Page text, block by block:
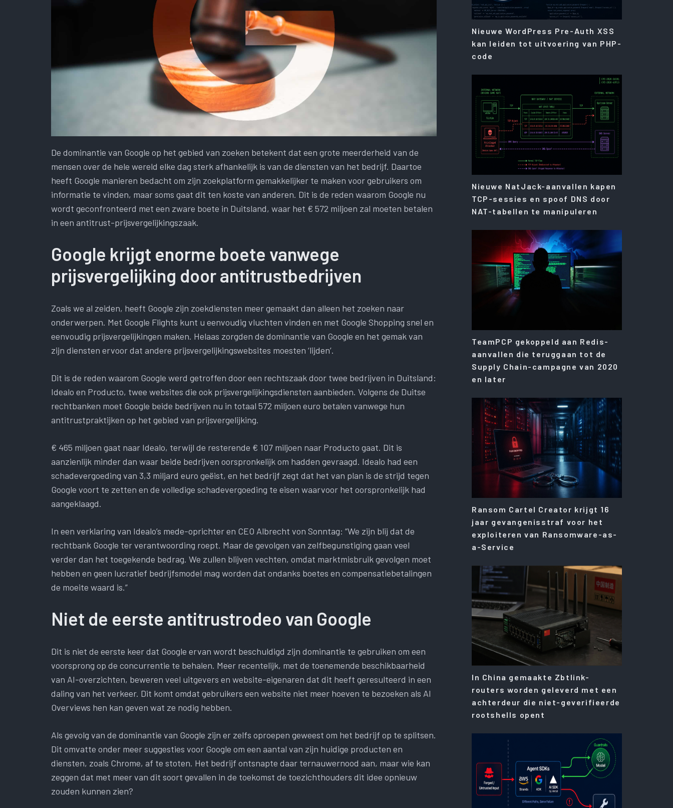
De dominantie van Google op het gebied van zoeken betekent dat een grote meerderheid van de
mensen over de hele wereld elke dag sterk afhankelijk is van de diensten van het bedrijf. Daartoe
heeft Google manieren bedacht om zijn zoekplatform gemakkelijker te maken voor gebruikers om
informatie te vinden, maar soms gaat dit ten koste van anderen. Dit is de reden waarom Google nu
wordt geconfronteerd met een zware boete in Duitsland, waar het € 572 miljoen zal moeten betalen
in een antitrust-prijsvergelijkingszaak.
Google krijgt enorme boete vanwege
prijsvergelijking door antitrustbedrijven
Zoals we al zeiden, heeft Google zijn zoekdiensten meer gemaakt dan alleen het zoeken naar
onderwerpen. Met Google Flights kunt u eenvoudig vluchten vinden en met Google Shopping snel en
eenvoudig prijsvergelijkingen maken. Helaas zorgden de dominantie van Google en het gemak van
zijn diensten ervoor dat andere prijsvergelijkingswebsites moesten ‘lijden’.
Dit is de reden waarom Google werd getroffen door een rechtszaak door twee bedrijven in Duitsland:
Idealo en Producto, twee websites die ook prijsvergelijkingsdiensten aanbieden. Volgens de Duitse
rechtbanken moet Google beide bedrijven nu in totaal 572 miljoen euro betalen vanwege hun
antitrustpraktijken op het gebied van prijsvergelijking.
€ 465 miljoen gaat naar Idealo, terwijl de resterende € 107 miljoen naar Producto gaat. Dit is
aanzienlijk minder dan waar beide bedrijven oorspronkelijk om hadden gevraagd. Idealo had een
schadevergoeding van 3,3 miljard euro geëist, en het bedrijf zegt dat het van plan is de strijd tegen
Google voort te zetten en de volledige schadevergoeding te eisen waarvoor het oorspronkelijk had
aangeklaagd.
In een verklaring van Idealo’s mede-oprichter en CEO Albrecht von Sonntag: “We zijn blij dat de
rechtbank Google ter verantwoording roept. Maar de gevolgen van zelfbegunstiging gaan veel
verder dan het toegekende bedrag. We zullen blijven vechten, omdat marktmisbruik gevolgen moet
hebben en geen lucratief bedrijfsmodel mag worden dat ondanks boetes en compensatiebetalingen
de moeite waard is.”
Niet de eerste antitrustrodeo van Google
Dit is niet de eerste keer dat Google ervan wordt beschuldigd zijn dominantie te gebruiken om een ​​
voorsprong op de concurrentie te behalen. Meer recentelijk, met de toenemende beschikbaarheid
van AI-overzichten, beweren veel uitgevers en website-eigenaren dat dit heeft geresulteerd in een
daling van het verkeer. Dit komt omdat gebruikers een website niet meer hoeven te bezoeken als AI
Overviews hen kan geven wat ze nodig hebben.
Als gevolg van de dominantie van Google zijn er zelfs oproepen geweest om het bedrijf op te splitsen.
Dit omvatte onder meer suggesties voor Google om een ​​aantal van zijn huidige producten en
diensten, zoals Chrome, af te stoten. Het bedrijf ontsnapte daar ternauwernood aan, maar wie kan
zeggen dat met meer van dit soort gevallen in de toekomst de toezichthouders dit idee opnieuw
zouden kunnen zien?
Nieuwe WordPress Pre-Auth XSS
kan leiden tot uitvoering van PHP-
code
Nieuwe NatJack-aanvallen kapen
TCP-sessies en spoof DNS door
NAT-tabellen te manipuleren
TeamPCP gekoppeld aan Redis-
aanvallen die teruggaan tot de
Supply Chain-campagne van 2020
en later
Ransom Cartel Creator krijgt 16
jaar gevangenisstraf voor het
exploiteren van Ransomware-as-
a-Service
In China gemaakte Zbtlink-
routers worden geleverd met een
achterdeur die niet-geverifieerde
rootshells opent